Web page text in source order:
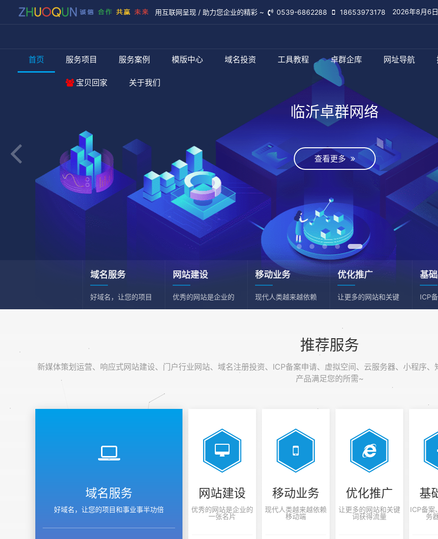
用互联网呈现 / 助力您企业的精彩 ~ 0539-6862288 18653973178 2026年8月6
首页 服务项目 服务案例 模版中心 域名投资 工具教程 卓群企库 网址导航
宝贝回家 关于我们
临沂卓群网络
查看更多
域名服务
好域名，让您的项目
和事业事半功倍
网站建设
优秀的网站是企业的
一张名片
移动业务
现代人类越来越依赖
移动端
优化推广
让更多的网站和关键
词获得流量
基
ICP
务器
新媒体策划运营
新媒体综合策划运营 推荐服务
新媒体策划运营、响应式网站建设、门户行业网站、域名注册投资、ICP备案申请、虚拟空间、云服务器、小程序
产品满足您的所需~
域名服务
好域名，让您的项目和事业事半功倍
网站建设
优秀的网站是企业的
一张名片
移动业务
现代人类越来越依赖
移动端
优化推广
让更多的网站和关键
词获得流量
基
ICP备案
务